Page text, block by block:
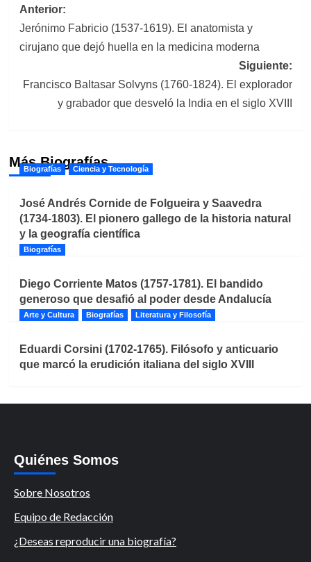
Navegación
de
entradas
Anterior:
Jerónimo Fabricio (1537-1619). El anatomista y
cirujano que dejó huella en la medicina moderna
Siguiente:
Francisco Baltasar Solvyns (1760-1824). El explorador
y grabador que desveló la India en el siglo XVIII
Más Biografías
Biografías Ciencia y Tecnología
José Andrés Cornide de Folgueira y Saavedra
(1734-1803). El pionero gallego de la historia natural
y la geografía científica
Biografías
Diego Corriente Matos (1757-1781). El bandido
generoso que desafió al poder desde Andalucía
Arte y Cultura Biografías Literatura y Filosofía
Eduardi Corsini (1702-1765). Filósofo y anticuario
que marcó la erudición italiana del siglo XVIII
Quiénes Somos
Sobre Nosotros
Equipo de Redacción
¿Deseas reproducir una biografía?